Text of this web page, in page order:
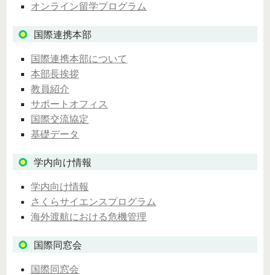
オンライン留学プログラム
国際連携本部
国際連携本部について
本部長挨拶
教員紹介
サポートオフィス
国際交流協定
基礎データ
学内向け情報
学内向け情報
さくらサイエンスプログラム
海外渡航における危機管理
国際同窓会
国際同窓会